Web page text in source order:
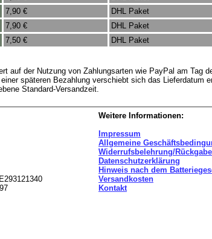
7,90 € DHL Paket
7,90 € DHL Paket
7,50 € DHL Paket
auf der Nutzung von Zahlungsarten wie PayPal am
späteren Bezahlung verschiebt sich das Lieferdatum
Standard-Versandzeit.
Weitere Informationen:
Impressum
Allgemeine
Widerrufsbelehrung/
Datenschutzerklärung
Hinweis nach dem
Versandkosten
Kontakt